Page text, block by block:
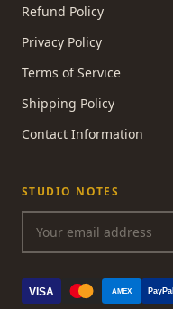
Refund Policy
Privacy Policy
Terms of Service
Shipping Policy
Contact Information
STUDIO NOTES
VISA AMEX PayPal